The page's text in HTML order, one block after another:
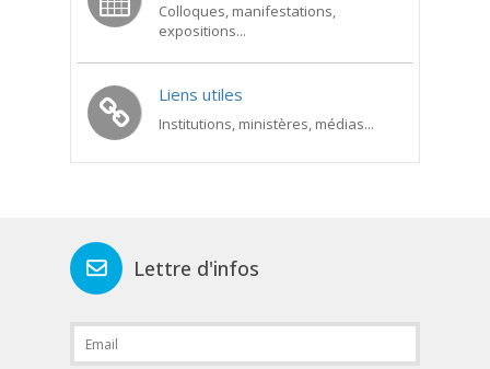
Colloques, manifestations,
expositions...
Liens utiles
Institutions, ministères, médias...
Lettre d'infos